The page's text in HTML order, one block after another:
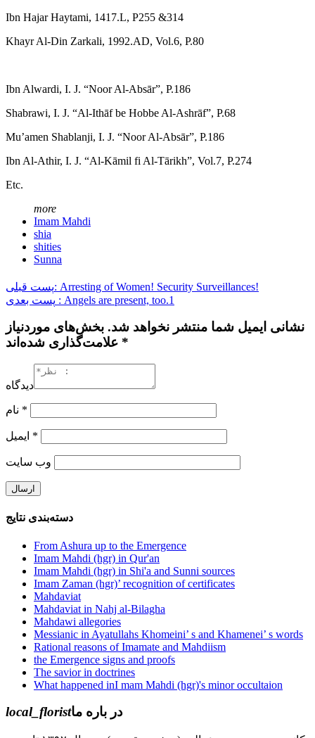
Ibn Hajar Haytami, 1417.L, P255 &314
Khayr Al-Din Zarkali, 1992.AD, Vol.6, P.80
Ibn Alwardi, I. J. “Noor Al-Absār”, P.186
Shabrawi, I. J. “Al-Ithāf be Hobbe Al-Ashrāf”, P.68
Mu’amen Shablanji, I. J. “Noor Al-Absār”, P.186
Ibn Al-Athir, I. J. “Al-Kāmil fi Al-Tārikh”, Vol.7, P.274
Etc.
more
Imam Mahdi
shia
shities
Sunna
پست قبلی: Arresting of Women! Security Surveillances!
پست بعدی : Angels are present, too.1
نشانی ایمیل شما منتشر نخواهد شد. بخش‌های موردنیاز
علامت‌گذاری شده‌اند *
دیدگاه
*
*
وب‌ سایت
دسته‌بندی نتایج
From Ashura up to the Emergence
Imam Mahdi (hgr) in Qur'an
Imam Mahdi (hgr) in Shi'a and Sunni sources
Imam Zaman (hgr)’ recognition of certificates
Mahdaviat
Mahdaviat in Nahj al-Bilagha
Mahdawi allegories
Messianic in Ayatullahs Khomeini’ s and Khamenei’ s words
Rational reasons of Imamate and Mahdiism
the Emergence signs and proofs
The savior in doctrines
What happened inI mam Mahdi (hgr)'s minor occultaion
local_floristدر باره ما